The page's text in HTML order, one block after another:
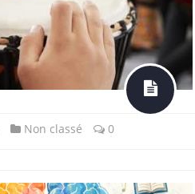
Non classé 0